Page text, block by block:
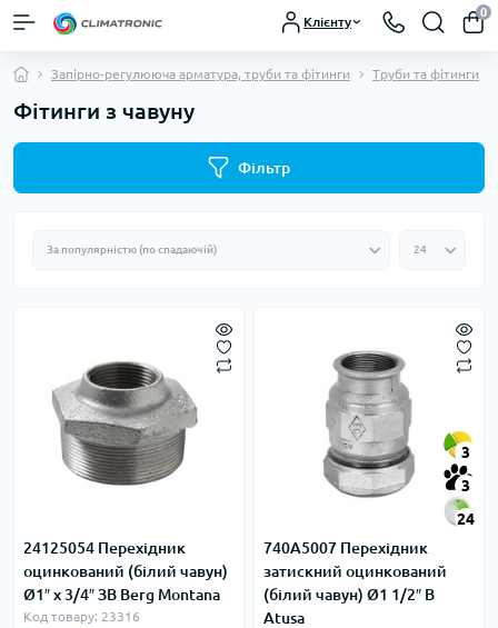
Клієнту
0
Запірно-регулююча арматура, труби та фітинги Труби та фітинги
Фітинги з чавуну
Фільтр
24125054 Перехідник
оцинкований (білий чавун)
Ø1″ х 3/4″ ЗВ Berg Montana
Код товару: 23316
3
3
24
740A5007 Перехідник
затискний оцинкований
(білий чавун) Ø1 1/2″ В
Atusa